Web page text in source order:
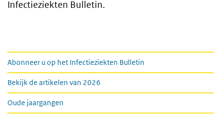
Infectieziekten Bulletin.
Links
Abonneer u op het Infectieziekten Bulletin
Bekijk de artikelen van 2026
Oude jaargangen